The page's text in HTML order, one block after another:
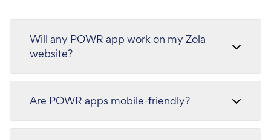
Will any POWR app work on my Zola
website?
Are POWR apps mobile-friendly?